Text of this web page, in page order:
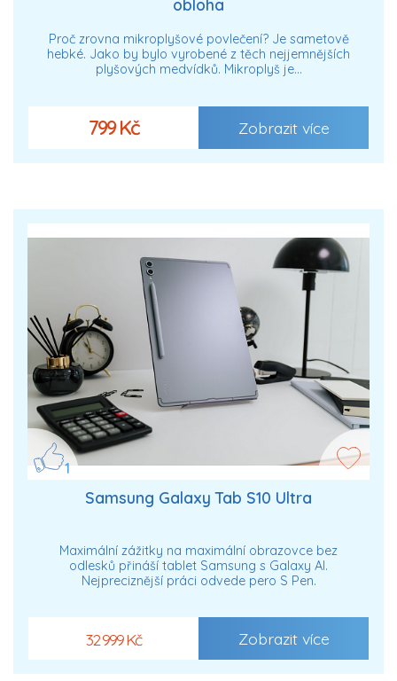
obloha
Proč zrovna mikroplyšové povlečení? Je sametově
hebké. Jako by bylo vyrobené z těch nejjemnějších
plyšových medvídků. Mikroplyš je…
799 Kč Zobrazit více
1
Samsung Galaxy Tab S10 Ultra
Maximální zážitky na maximální obrazovce bez
odlesků přináší tablet Samsung s Galaxy AI.
Nejpreciznější práci odvede pero S Pen.
32 999 Kč Zobrazit více